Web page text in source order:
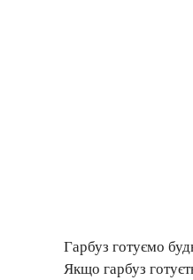
Гарбуз готуємо
Якщо гарбуз